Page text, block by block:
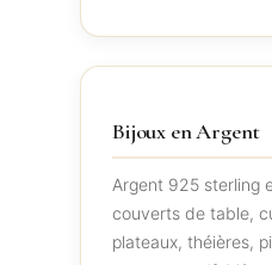
Bijoux en Argent
Argent 925 sterling
couverts de table,
plateaux, théières,